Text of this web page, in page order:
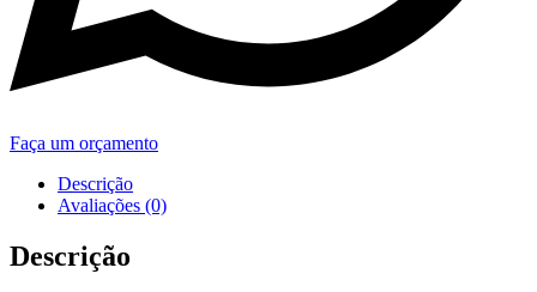
Faça um orçamento
Descrição
Avaliações (0)
Descrição